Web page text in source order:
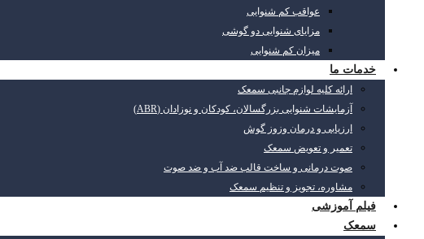
عواقب کم شنوایی
مزایای شنوایی دو گوشی
میزان کم شنوایی
خدمات ما
ارائه کلیه لوازم جانبی سمعک
آزمایشات شنوایی بزرگسالان، کودکان و نوزادان (ABR)
ارزیابی و درمان وزوز گوش
تعمیر و تعویض سمعک
صوت درمانی و ساخت قالب ضد آب و ضد صوت
مشاوره، تجویز و تنظیم سمعک
فیلم آموزشی
سمعک